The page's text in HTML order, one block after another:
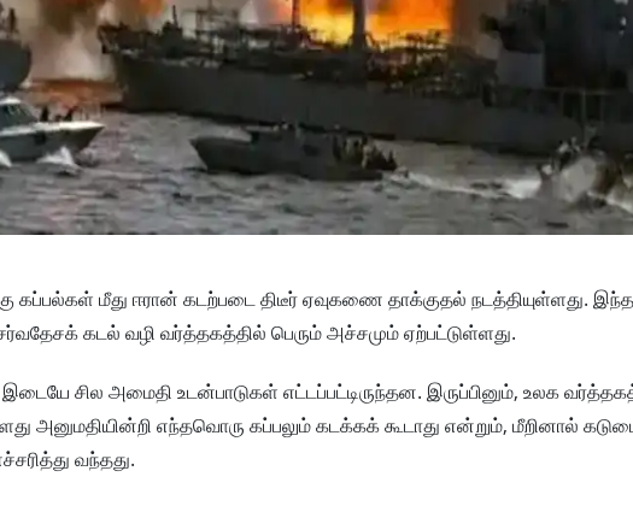
கப்பல்கள் மீது ஈரான் கடற்படை திடீர் ஏவுகணை தாக்குதல் நடத்தியுள்ளது.
கடல் வழி வர்த்தகத்தில் பெரும் அச்சமும் ஏற்பட்டுள்ளது.
சில அமைதி உடன்பாடுகள் எட்டப்பட்டிருந்தன. இருப்பினும், உலக
அனுமதியின்றி எந்தவொரு கப்பலும் கடக்கக் கூடாது என்றும், மீறினால்
வந்தது.